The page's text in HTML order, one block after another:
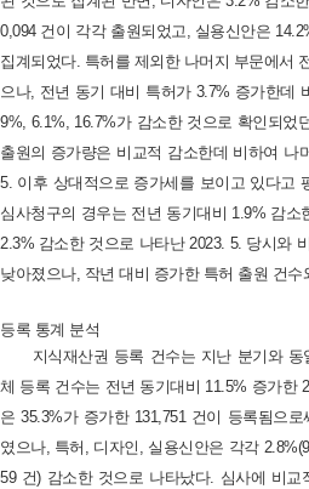
0,094 건이 각각 출원되었고, 실용신안은
집계되었다. 특허를 제외한 나머지 부문에서
으나, 전년 동기 대비 특허가 3.7% 증가한데
9%, 6.1%, 16.7%가 감소한 것으로 확인되었
출원의 증가량은 비교적 감소한데 비하여 나
5. 이후 상대적으로 증가세를 보이고 있다고
심사청구의 경우는 전년 동기대비 1.9% 감소
2.3% 감소한 것으로 나타난 2023. 5. 당시와
낮아졌으나, 작년 대비 증가한 특허 출원 건수
등록 통계 분석
지식재산권 등록 건수는 지난 분기와
체 등록 건수는 전년 동기대비 11.5% 증가한
은 35.3%가 증가한 131,751 건이 등록됨으
였으나, 특허, 디자인, 실용신안은 각각
59 건) 감소한 것으로 나타났다. 심사에 비